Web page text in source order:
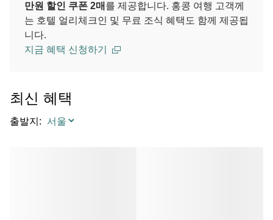
만원 할인 쿠폰 2매 를 제공합니다. 홍콩 여행 고객께
는 호텔 얼리체크인 및 무료 조식 혜택도 함께 제공됩
니다.
지금 혜택 신청하기
최신 혜택
출발지 :